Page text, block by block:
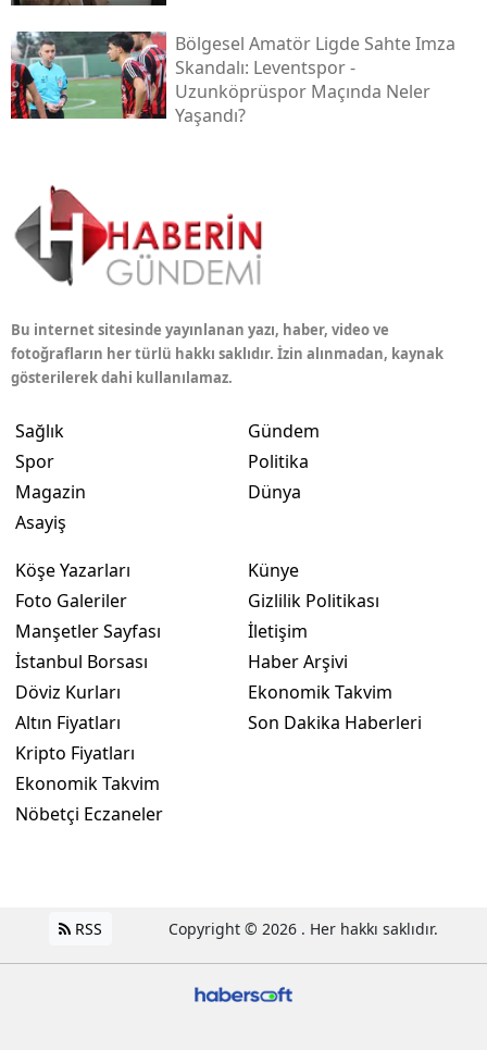
Bölgesel Amatör Ligde Sahte Imza
Skandalı: Leventspor -
Uzunköprüspor Maçında Neler
Yaşandı?
Bu internet sitesinde yayınlanan yazı, haber, video ve
fotoğrafların her türlü hakkı saklıdır. İzin alınmadan, kaynak
gösterilerek dahi kullanılamaz.
Sağlık
Spor
Magazin
Asayiş
Gündem
Politika
Dünya
Köşe Yazarları
Foto Galeriler
Manşetler Sayfası
İstanbul Borsası
Döviz Kurları
Altın Fiyatları
Kripto Fiyatları
Ekonomik Takvim
Nöbetçi Eczaneler
Künye
Gizlilik Politikası
İletişim
Haber Arşivi
Ekonomik Takvim
Son Dakika Haberleri
RSS Copyright © 2026 . Her hakkı saklıdır.